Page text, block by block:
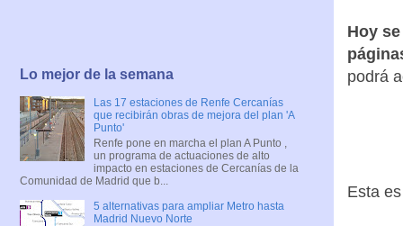
Hoy
podrá
Esta
Lo mejor de la semana
Las 17 estaciones de Renfe Cercanías
que recibirán obras de mejora del plan 'A
Punto'
Renfe pone en marcha el plan A Punto ,
un programa de actuaciones de alto
impacto en estaciones de Cercanías de la
Comunidad de Madrid que b...
5 alternativas para ampliar Metro hasta
Madrid Nuevo Norte